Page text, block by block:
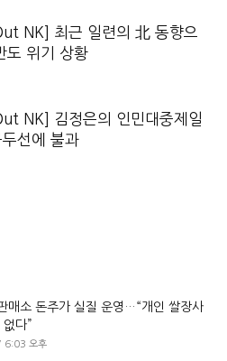
NK] 최근 일련의 北 동향으
도 위기 상황
NK] 김정은의 인민대중제일
선에 불과
매소 돈주가 실질 운영…“개인 쌀장사
다”
6:03 오후